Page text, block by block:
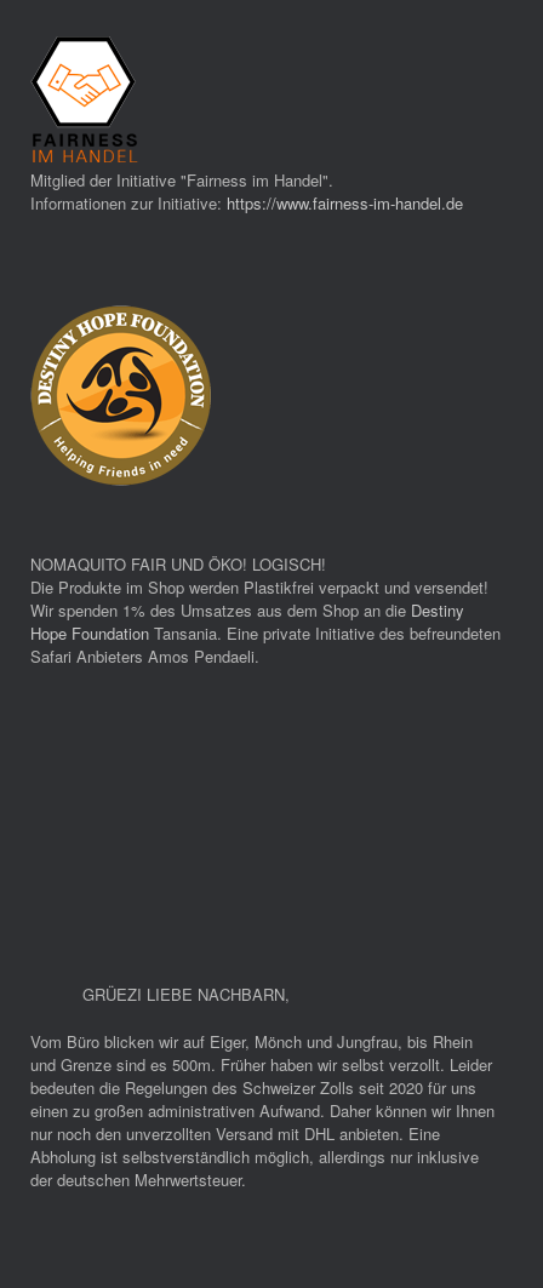
Mitglied der Initiative "Fairness im Handel".
Informationen zur Initiative: https://www.fairness-im-handel.de
NOMAQUITO FAIR UND ÖKO! LOGISCH!
Die Produkte im Shop werden Plastikfrei verpackt und versendet!
Wir spenden 1% des Umsatzes aus dem Shop an die Destiny
Hope Foundation Tansania. Eine private Initiative des befreundeten
Safari Anbieters Amos Pendaeli.
GRÜEZI LIEBE NACHBARN,
Vom Büro blicken wir auf Eiger, Mönch und Jungfrau, bis Rhein
und Grenze sind es 500m. Früher haben wir selbst verzollt. Leider
bedeuten die Regelungen des Schweizer Zolls seit 2020 für uns
einen zu großen administrativen Aufwand. Daher können wir Ihnen
nur noch den unverzollten Versand mit DHL anbieten. Eine
Abholung ist selbstverständlich möglich, allerdings nur inklusive
der deutschen Mehrwertsteuer.